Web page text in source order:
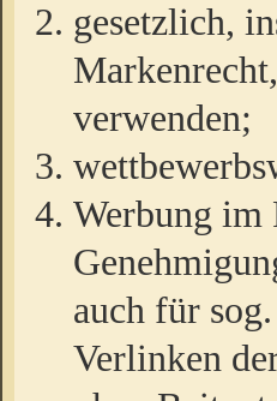
gesetzlich,
verwenden;
Werbung im
auch für
Verlinken